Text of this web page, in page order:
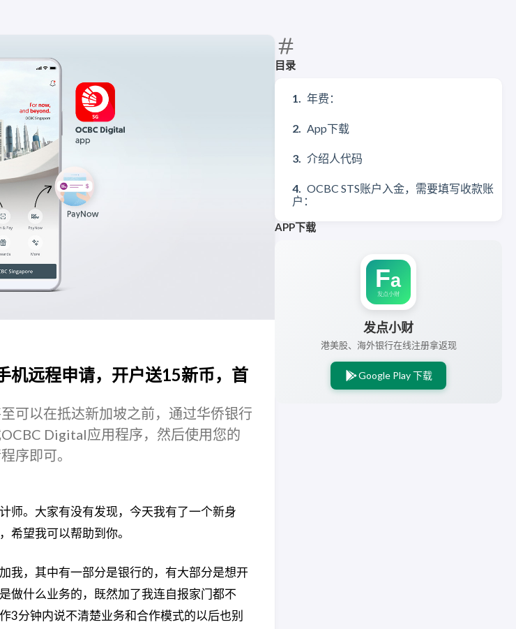
目录
年费：
App下载
介绍人代码
OCBC STS账户入金，需要填写收款账
户：
APP下载
发点小财
港美股、海外银行在线注册拿返现
Google Play 下载
机远程申请，开户送15新币，首
可以在抵达新加坡之前，通过华侨银行
Digital应用程序，然后使用您的
序即可。
师。大家有没有发现，今天我有了一个新身
希望我可以帮助到你。
我，其中有一部分是银行的，有大部分是想开
做什么业务的，既然加了我连自报家门都不
3分钟内说不清楚业务和合作模式的以后也别